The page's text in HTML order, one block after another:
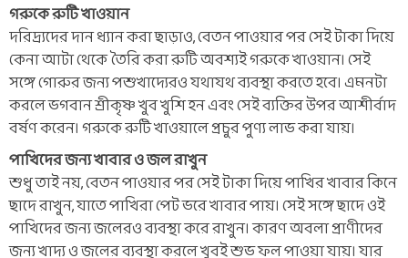
গরুকে রুটি খাওয়ান
দরিদ্র্যদের দান ধ্যান করা ছাড়াও, বেতন পাওয়ার পর সেই টাকা দিয়ে
কেনা আটা থেকে তৈরি করা রুটি অবশ্যই গরুকে খাওয়ান। সেই
সঙ্গে গোরুর জন্য পশুখাদ্যেরও যথাযথ ব্যবস্থা করতে হবে। এমনটা
করলে ভগবান শ্রীকৃষ্ণ খুব খুশি হন এবং সেই ব্যক্তির উপর আশীর্বাদ
বর্ষণ করেন। গরুকে রুটি খাওয়ালে প্রচুর পুণ্য লাভ করা যায়।
পাখিদের জন্য খাবার ও জল রাখুন
শুধু তাই নয়, বেতন পাওয়ার পর সেই টাকা দিয়ে পাখির খাবার কিনে
ছাদে রাখুন, যাতে পাখিরা পেট ভরে খাবার পায়। সেই সঙ্গে ছাদে ওই
পাখিদের জন্য জলেরও ব্যবস্থা করে রাখুন। কারণ অবলা প্রাণীদের
জন্য খাদ্য ও জলের ব্যবস্থা করলে খুবই শুভ ফল পাওয়া যায়। যার